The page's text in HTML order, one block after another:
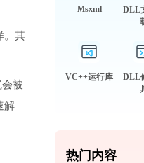
。其
被
解
Msxml
DLL
VC++运行库
DLL
热门内容